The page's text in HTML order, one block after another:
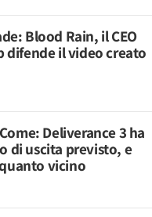
Blood Rain, il CEO
difende il video creato
Deliverance 3 ha
di uscita previsto, e
vicino